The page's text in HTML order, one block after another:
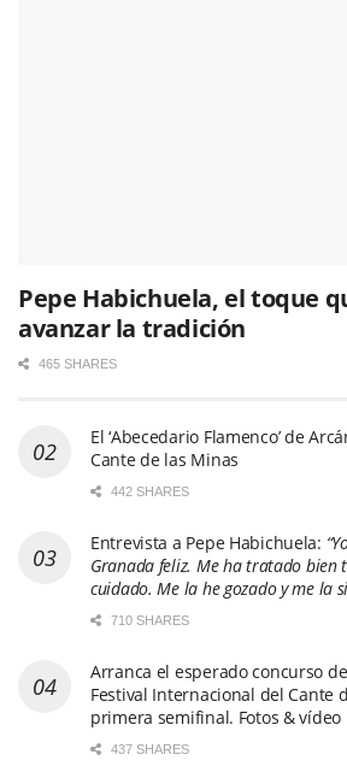
Pepe Habichuela, el toque
avanzar la tradición
465 SHARES
El ‘Abecedario Flamenco’ de
Cante de las Minas
442 SHARES
Entrevista a Pepe Habichuela:
Granada feliz. Me ha tratado bien
cuidado. Me la he gozado y me la
710 SHARES
Arranca el esperado concurso
Festival Internacional del Cante
primera semifinal. Fotos & vídeo
437 SHARES